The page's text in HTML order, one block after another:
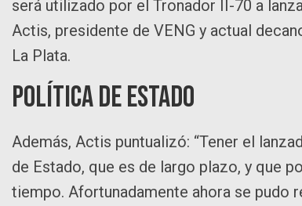
será utilizado por el Tronador II-70 a
Actis, presidente de VENG y actual
La Plata.
Política de Estado
Además, Actis puntualizó: “Tener el
de Estado, que es de largo plazo, y que
tiempo. Afortunadamente ahora se pudo